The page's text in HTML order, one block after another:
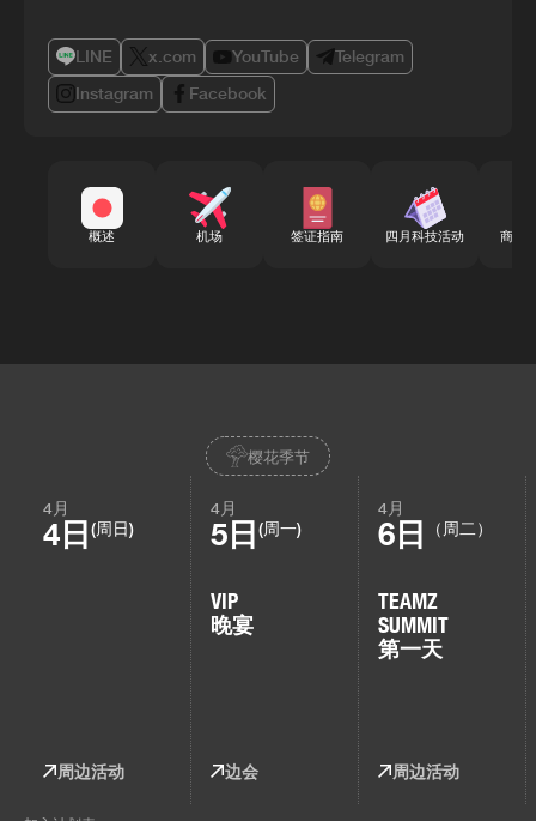
LINE x.com YouTube
Telegram
Instagram
Facebook
概述 机场 签证指南 四月科技活动 商务
樱花季节
4月
4日 (周日)
周边活动
4月
5日 (周一)
VIP
晚宴
边会
4月
6日 （周二）
TEAMZ
SUMMIT
第一天
周边活动